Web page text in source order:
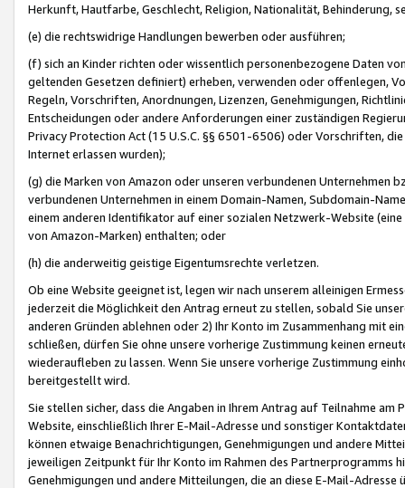
Herkunft, Hautfarbe, Geschlecht, Religion, Nationalität, Behinderung,
(e) die rechtswidrige Handlungen bewerben oder ausführen;
(f) sich an Kinder richten oder wissentlich personenbezogene Daten
geltenden Gesetzen definiert) erheben, verwenden oder offenlegen,
Regeln, Vorschriften, Anordnungen, Lizenzen, Genehmigungen,
Entscheidungen oder andere Anforderungen einer zuständigen
Privacy Protection Act (15 U.S.C. §§ 6501-6506) oder Vorschriften,
Internet erlassen wurden);
(g) die Marken von Amazon oder unseren verbundenen Unternehmen
verbundenen Unternehmen in einem Domain-Namen, Subdomain-
einem anderen Identifikator auf einer sozialen Netzwerk-Website
von Amazon-Marken) enthalten; oder
(h) die anderweitig geistige Eigentumsrechte verletzen.
Ob eine Website geeignet ist, legen wir nach unserem alleinigen
jederzeit die Möglichkeit den Antrag erneut zu stellen, sobald Sie
anderen Gründen ablehnen oder 2) Ihr Konto im Zusammenhang mit
schließen, dürfen Sie ohne unsere vorherige Zustimmung keinen
wiederaufleben zu lassen. Wenn Sie unsere vorherige Zustimmung
bereitgestellt wird.
Sie stellen sicher, dass die Angaben in Ihrem Antrag auf Teilnahme
Website, einschließlich Ihrer E-Mail-Adresse und sonstiger
können etwaige Benachrichtigungen, Genehmigungen und andere
jeweiligen Zeitpunkt für Ihr Konto im Rahmen des Partnerprogramms
Genehmigungen und andere Mitteilungen, die an diese E-Mail-